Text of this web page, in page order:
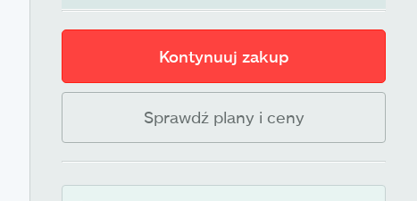
Kontynuuj zakup
Sprawdź plany i ceny